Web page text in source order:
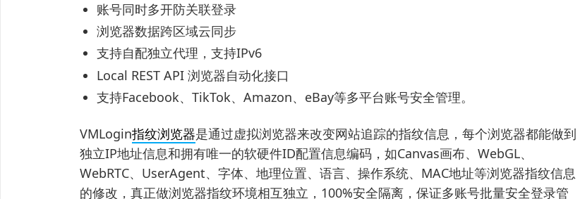
账号同时多开防关联登录
浏览器数据跨区域云同步
支持自配独立代理，支持IPv6
Local REST API 浏览器自动化接口
支持Facebook、TikTok、Amazon、eBay等多平台账号安全管理。
VMLogin指纹浏览器是通过虚拟浏览器来改变网站追踪的指纹信息，每个浏览器都能做到
独立IP地址信息和拥有唯一的软硬件ID配置信息编码，如Canvas画布、WebGL、
WebRTC、UserAgent、字体、地理位置、语言、操作系统、MAC地址等浏览器指纹信息
的修改，真正做浏览器指纹环境相互独立，100%安全隔离，保证多账号批量安全登录管